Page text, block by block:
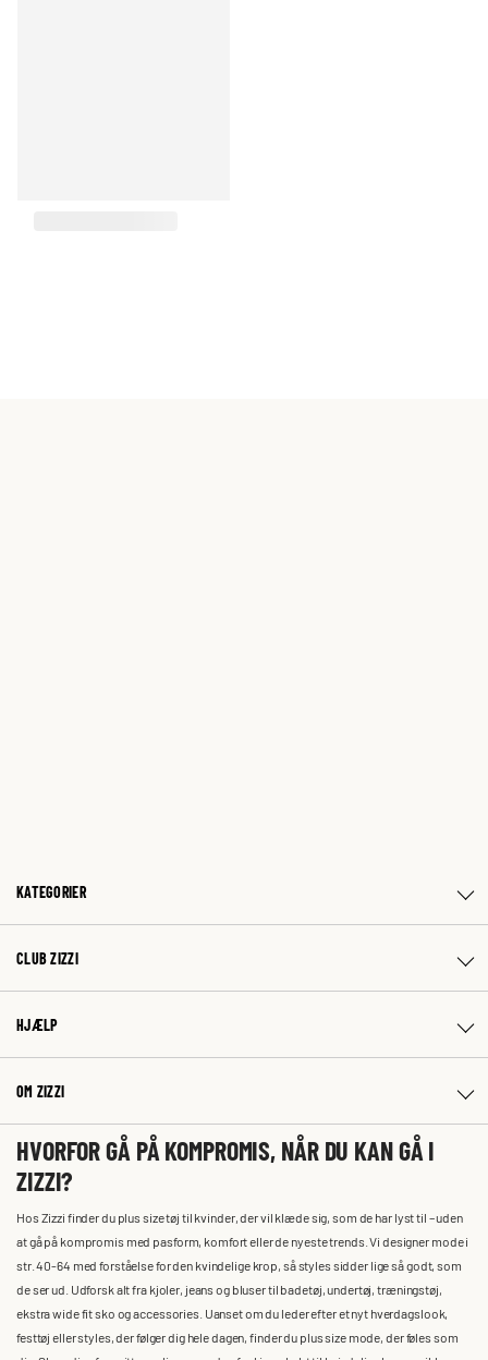
KATEGORIER
CLUB ZIZZI
HJÆLP
OM ZIZZI
HVORFOR GÅ PÅ KOMPROMIS, NÅR DU KAN GÅ I
ZIZZI?
Hos Zizzi finder du plus size tøj til kvinder, der vil klæde sig, som de har lyst til – uden
at gå på kompromis med pasform, komfort eller de nyeste trends. Vi designer mode i
str. 40-64 med forståelse for den kvindelige krop, så styles sidder lige så godt, som
de ser ud. Udforsk alt fra kjoler, jeans og bluser til badetøj, undertøj, træningstøj,
ekstra wide fit sko og accessories. Uanset om du leder efter et nyt hverdagslook,
festtøj eller styles, der følger dig hele dagen, finder du plus size mode, der føles som